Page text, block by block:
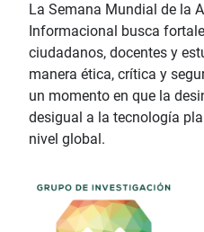
La Semana Mundial de la
Informacional busca
ciudadanos, docentes y
manera ética, crítica y
un momento en que la
desigual a la tecnología
nivel global.